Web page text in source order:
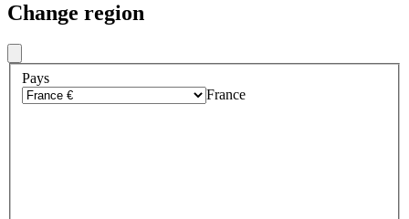
Change region
Pays
France